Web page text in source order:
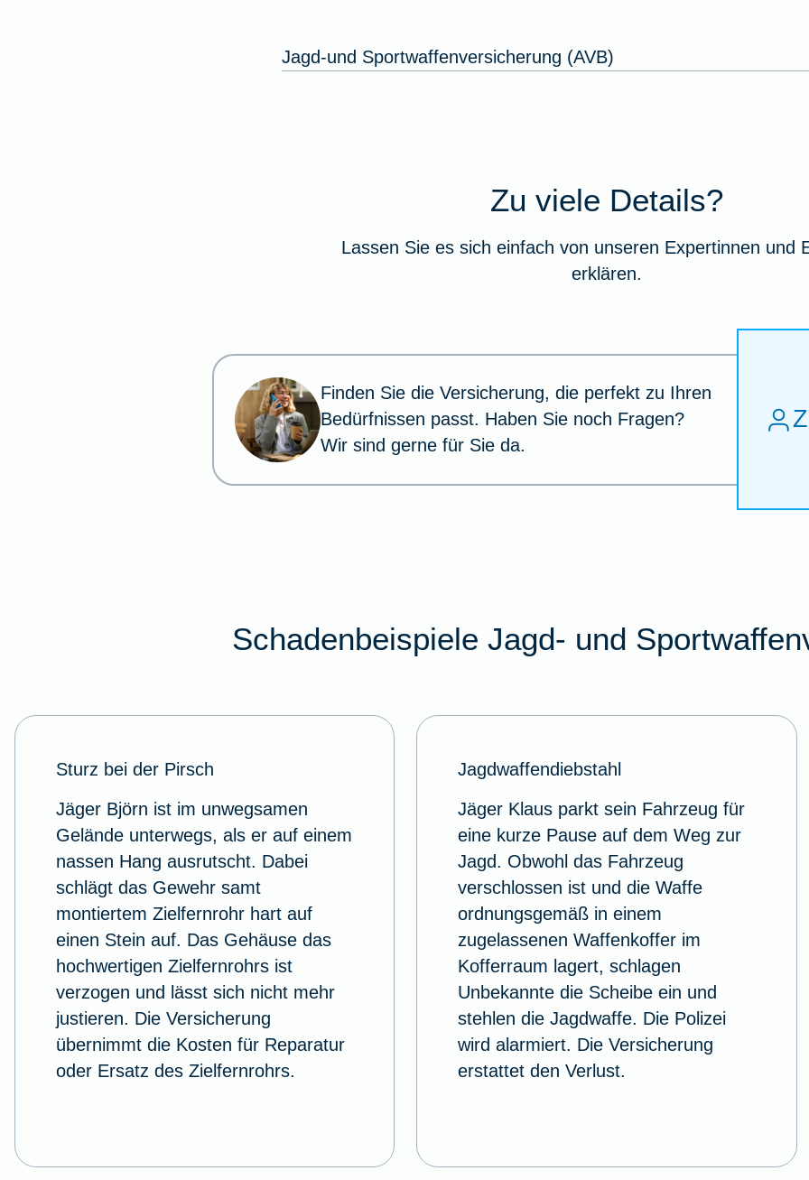
Jagd-und Sportwaffenversicherung (AVB)
Zu viele Details?
Lassen Sie es sich einfach von unseren Expertinnen und
erklären.
Finden Sie die Versicherung, die perfekt zu Ihren
Bedürfnissen passt. Haben Sie noch Fragen?
Wir sind gerne für Sie da.
Schadenbeispiele Jagd- und
Sturz bei der Pirsch
Jäger Björn ist im unwegsamen
Gelände unterwegs, als er auf einem
nassen Hang ausrutscht. Dabei
schlägt das Gewehr samt
montiertem Zielfernrohr hart auf
einen Stein auf. Das Gehäuse das
hochwertigen Zielfernrohrs ist
verzogen und lässt sich nicht mehr
justieren. Die Versicherung
übernimmt die Kosten für Reparatur
oder Ersatz des Zielfernrohrs.
Jagdwaffendiebstahl
Jäger Klaus parkt sein Fahrzeug für
eine kurze Pause auf dem Weg zur
Jagd. Obwohl das Fahrzeug
verschlossen ist und die Waffe
ordnungsgemäß in einem
zugelassenen Waffenkoffer im
Kofferraum lagert, schlagen
Unbekannte die Scheibe ein und
stehlen die Jagdwaffe. Die Polizei
wird alarmiert. Die Versicherung
erstattet den Verlust.